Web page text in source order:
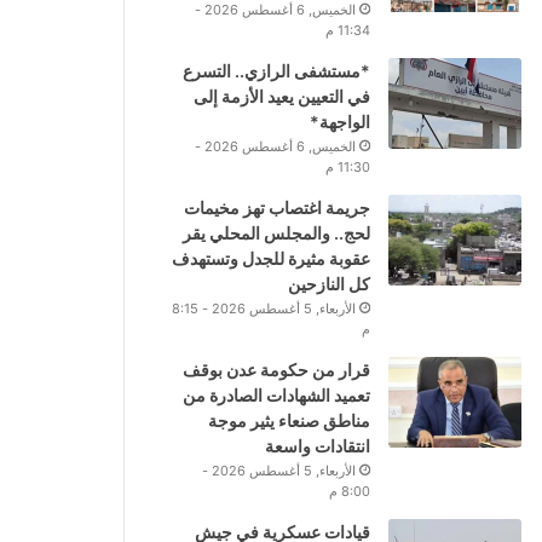
الخميس, 6 أغسطس 2026 -
11:34 م
*مستشفى الرازي.. التسرع
في التعيين يعيد الأزمة إلى
الواجهة*
الخميس, 6 أغسطس 2026 -
11:30 م
جريمة اغتصاب تهز مخيمات
لحج.. والمجلس المحلي يقر
عقوبة مثيرة للجدل وتستهدف
كل النازحين
الأربعاء, 5 أغسطس 2026 - 8:15
م
قرار من حكومة عدن بوقف
تعميد الشهادات الصادرة من
مناطق صنعاء يثير موجة
انتقادات واسعة
الأربعاء, 5 أغسطس 2026 -
8:00 م
قيادات عسكرية في جيش